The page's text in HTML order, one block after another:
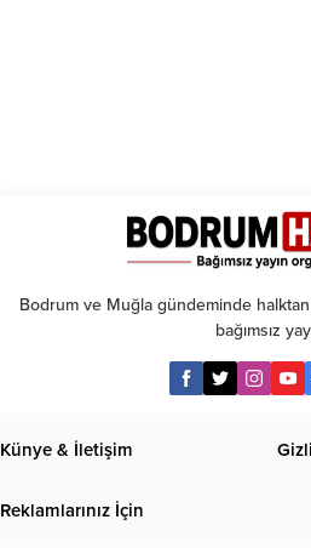
Bodrum ve Muğla gündeminde
bağımsız
Künye & İletişim
Reklamlarınız İçin